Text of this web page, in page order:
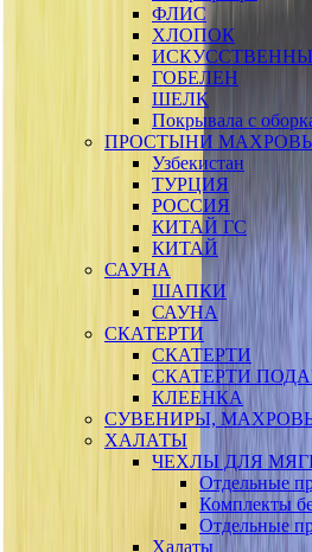
ФЛИС
ХЛОПОК
ГОБЕЛЕН
ШЕЛК
Покрывала с
ПРОСТЫНИ
Узбекистан
ТУРЦИЯ
РОССИЯ
КИТАЙ ГС
КИТАЙ
САУНА
ШАПКИ
САУНА
СКАТЕРТИ
СКАТЕРТИ
СКАТЕРТИ
КЛЕЕНКА
СУВЕНИРЫ,
ХАЛАТЫ
ЧЕХЛЫ ДЛЯ
Отдельные
Комплекты
Отдельные
Халаты